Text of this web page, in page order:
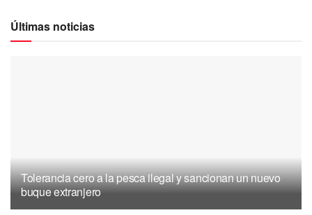
Últimas noticias
Tolerancia cero a la pesca ilegal y sancionan un nuevo
buque extranjero